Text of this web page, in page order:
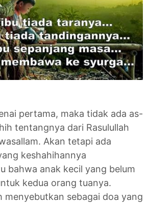
pertama, maka tidak ada as-
tentangnya dari Rasulullah
Akan tetapi ada
keshahihannya
bahwa anak kecil yang belum
kedua orang tuanya.
menyebutkan sebagai doa yang